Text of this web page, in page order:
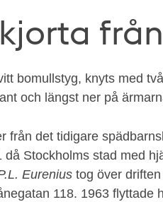
bomullstyg, knyts med
och längst ner på
från det tidigare
då Stockholms stad med
Eurenius tog över
118. 1963 flyttade